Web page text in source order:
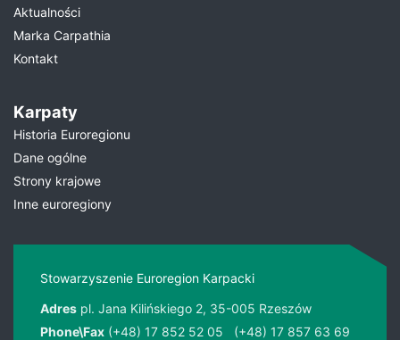
Aktualności
Marka Carpathia
Kontakt
Karpaty
Historia Euroregionu
Dane ogólne
Strony krajowe
Inne euroregiony
Stowarzyszenie Euroregion Karpacki
Adres pl. Jana Kilińskiego 2, 35-005 Rzeszów
Phone\Fax (+48) 17 852 52 05
(+48) 17 857 63 69